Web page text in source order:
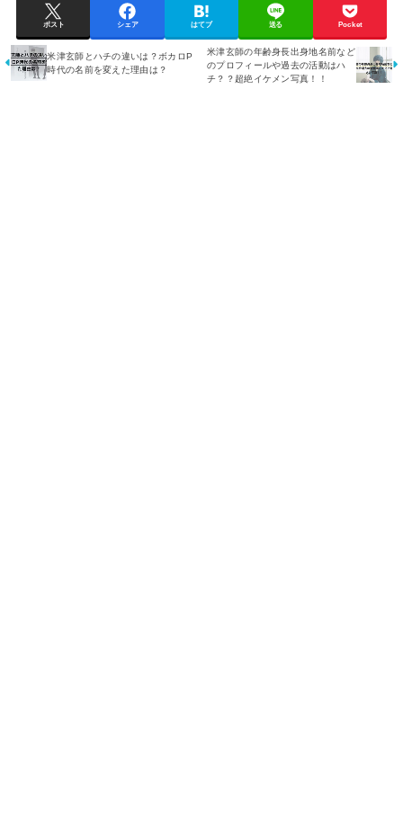
ポスト シェア はてブ 送る Pocket
米津玄師とハチの違いは？ボカロP
時代の名前を変えた理由は？
米津玄師の年齢身長出身地名前など
のプロフィールや過去の活動はハ
チ？？超絶イケメン写真！！